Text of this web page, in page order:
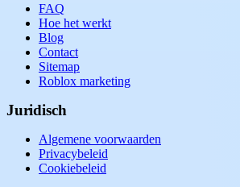
FAQ
Hoe het werkt
Blog
Contact
Sitemap
Roblox marketing
Juridisch
Algemene voorwaarden
Privacybeleid
Cookiebeleid